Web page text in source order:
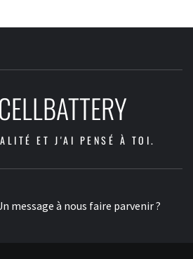
ET J'AI PENSÉ À TOI.
message à nous faire parvenir ?